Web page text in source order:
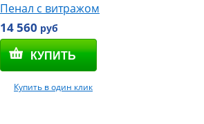
Пенал с витражом
14 560 руб
Купить в один клик